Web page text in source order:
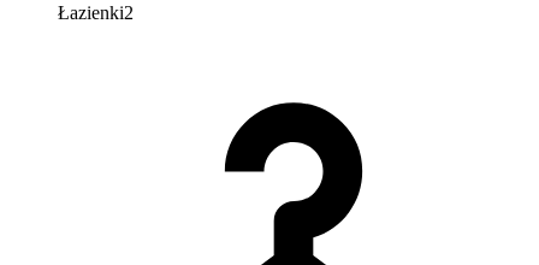
Łazienki2